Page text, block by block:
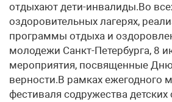
отдыхают дети-инвалиды.Во
оздоровительных лагерях,
программы отдыха и
молодежи Санкт-Петербурга, 8
мероприятия, посвященные
верности.В рамках ежегодного
фестиваля содружества